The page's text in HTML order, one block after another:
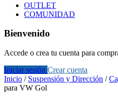
OUTLET
COMUNIDAD
Bienvenido
Accede o crea tu cuenta para
Iniciar sesión Crear cuenta
Inicio / Suspensión y Dirección /
para VW Gol